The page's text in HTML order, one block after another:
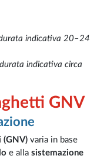
indicativa 20–24
indicativa circa
GNV
(GNV) varia in base
e allasistemazione